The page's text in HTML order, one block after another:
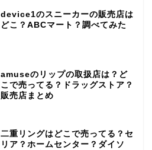
device1のスニーカーの販売店は
どこ？ABCマート？調べてみた
amuseのリップの取扱店は？ど
こで売ってる？ドラッグストア？
販売店まとめ
二重リングはどこで売ってる？セ
リア？ホームセンター？ダイソ